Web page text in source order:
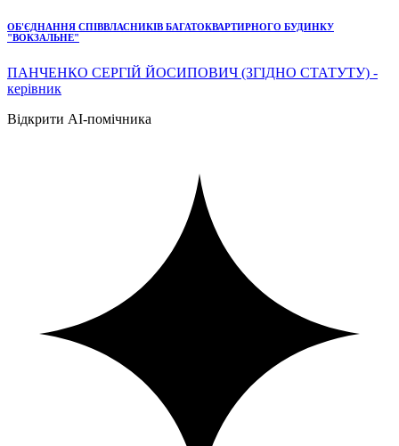
ОБ'ЄДНАННЯ СПІВВЛАСНИКІВ БАГАТОКВАРТИРНОГО БУДИНКУ
"ВОКЗАЛЬНЕ"
ПАНЧЕНКО СЕРГІЙ ЙОСИПОВИЧ (ЗГІДНО СТАТУТУ) -
керівник
Відкрити AI-помічника